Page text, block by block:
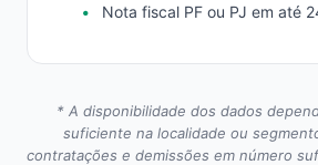
Nota fiscal PF ou PJ em até
* A disponibilidade dos dados
suficiente na localidade ou
contratações e demissões em número